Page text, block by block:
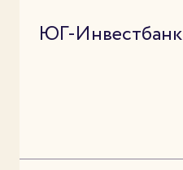
ЮГ-Инвестбанк